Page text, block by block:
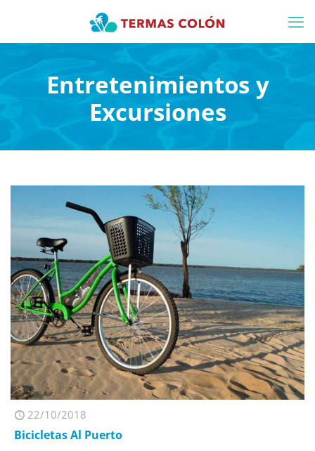
Entretenimientos y
Excursiones
22/10/2018
Bicicletas Al Puerto